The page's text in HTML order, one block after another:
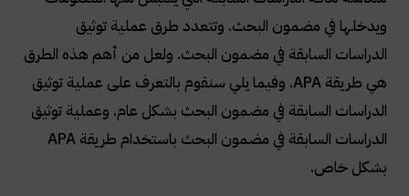
ويدخلها في مضمون البحث. وتتعدد طرق عملية توثيق
الدراسات السابقة في مضمون البحث. ولعل من أهم هذه الطرق
هي طريقة APA. وفيما يلي سنقوم بالتعرف على عملية توثيق
الدراسات السابقة في مضمون البحث بشكل عام. وعملية توثيق
الدراسات السابقة في مضمون البحث باستخدام طريقة APA
بشكل خاص.